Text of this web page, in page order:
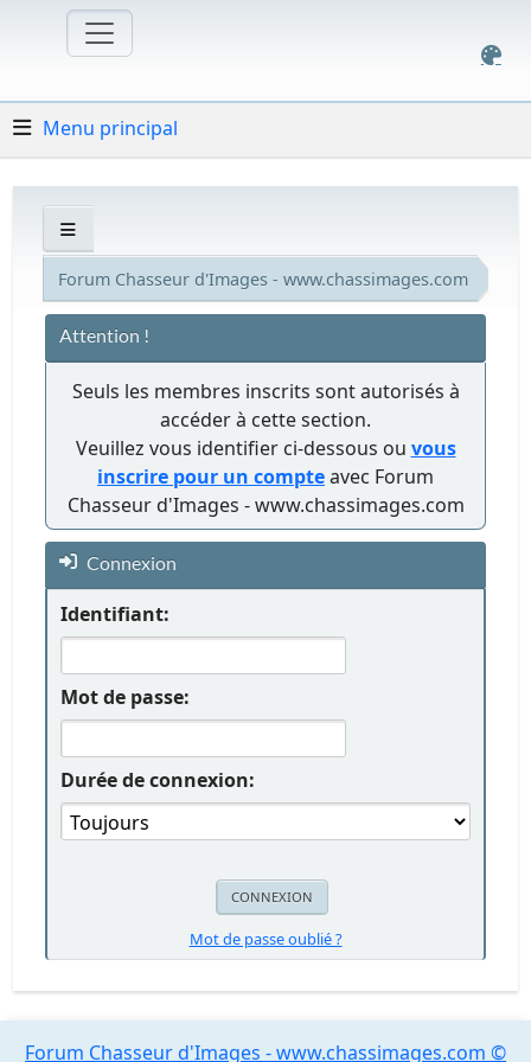
Menu principal
Forum Chasseur d'Images - www.chassimages.com
Attention !
Seuls les membres inscrits sont autorisés à
accéder à cette section.
Veuillez vous identifier ci-dessous ou vous
inscrire pour un compteavec Forum
Chasseur d'Images - www.chassimages.com
Connexion
Identifiant:
Mot de passe:
Durée de connexion:
Mot de passe oublié ?
Forum Chasseur d'Images - www.chassimages.com ©